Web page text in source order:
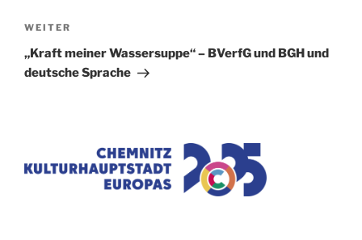
Nächster
Beitrag
WEITER
„Kraft meiner Wassersuppe“ – BVerfG und BGH und
deutsche Sprache